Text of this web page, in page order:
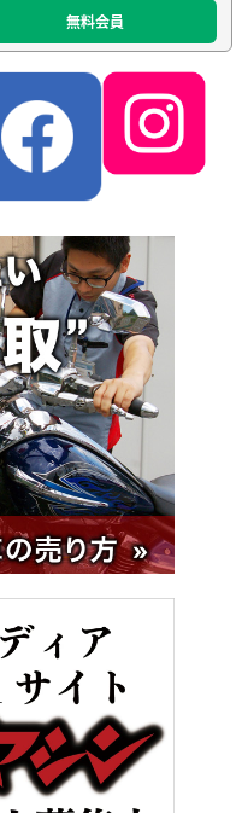
無料会員